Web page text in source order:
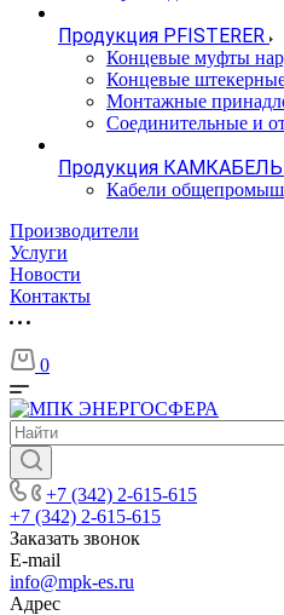
Продукция PFISTERER
Концевые муфты
Концевые
Монтажные
Соединительные и
Продукция КАМКАБЕЛЬ
Кабели
Производители
Услуги
Новости
Контакты
0
+7 (342) 2-615-615
+7 (342) 2-615-615
Заказать звонок
E-mail
info@mpk-es.ru
Адрес